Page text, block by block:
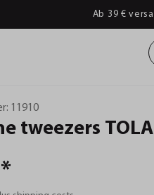
Ab 39 €
11910
tweezers TOLA